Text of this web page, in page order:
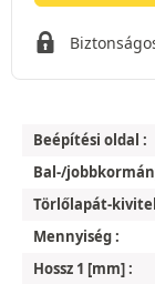
Beépítési oldal :
Bal-/
Törlőlapát-
Mennyiség :
Hossz 1 [mm] :